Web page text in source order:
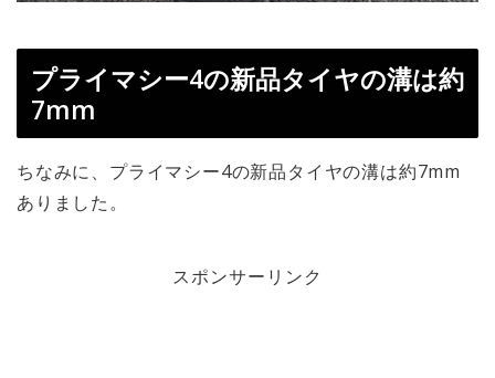
プライマシー4の新品タイヤの溝は約
7mm
ちなみに、プライマシー4の新品タイヤの溝は約7mm
ありました。
スポンサーリンク